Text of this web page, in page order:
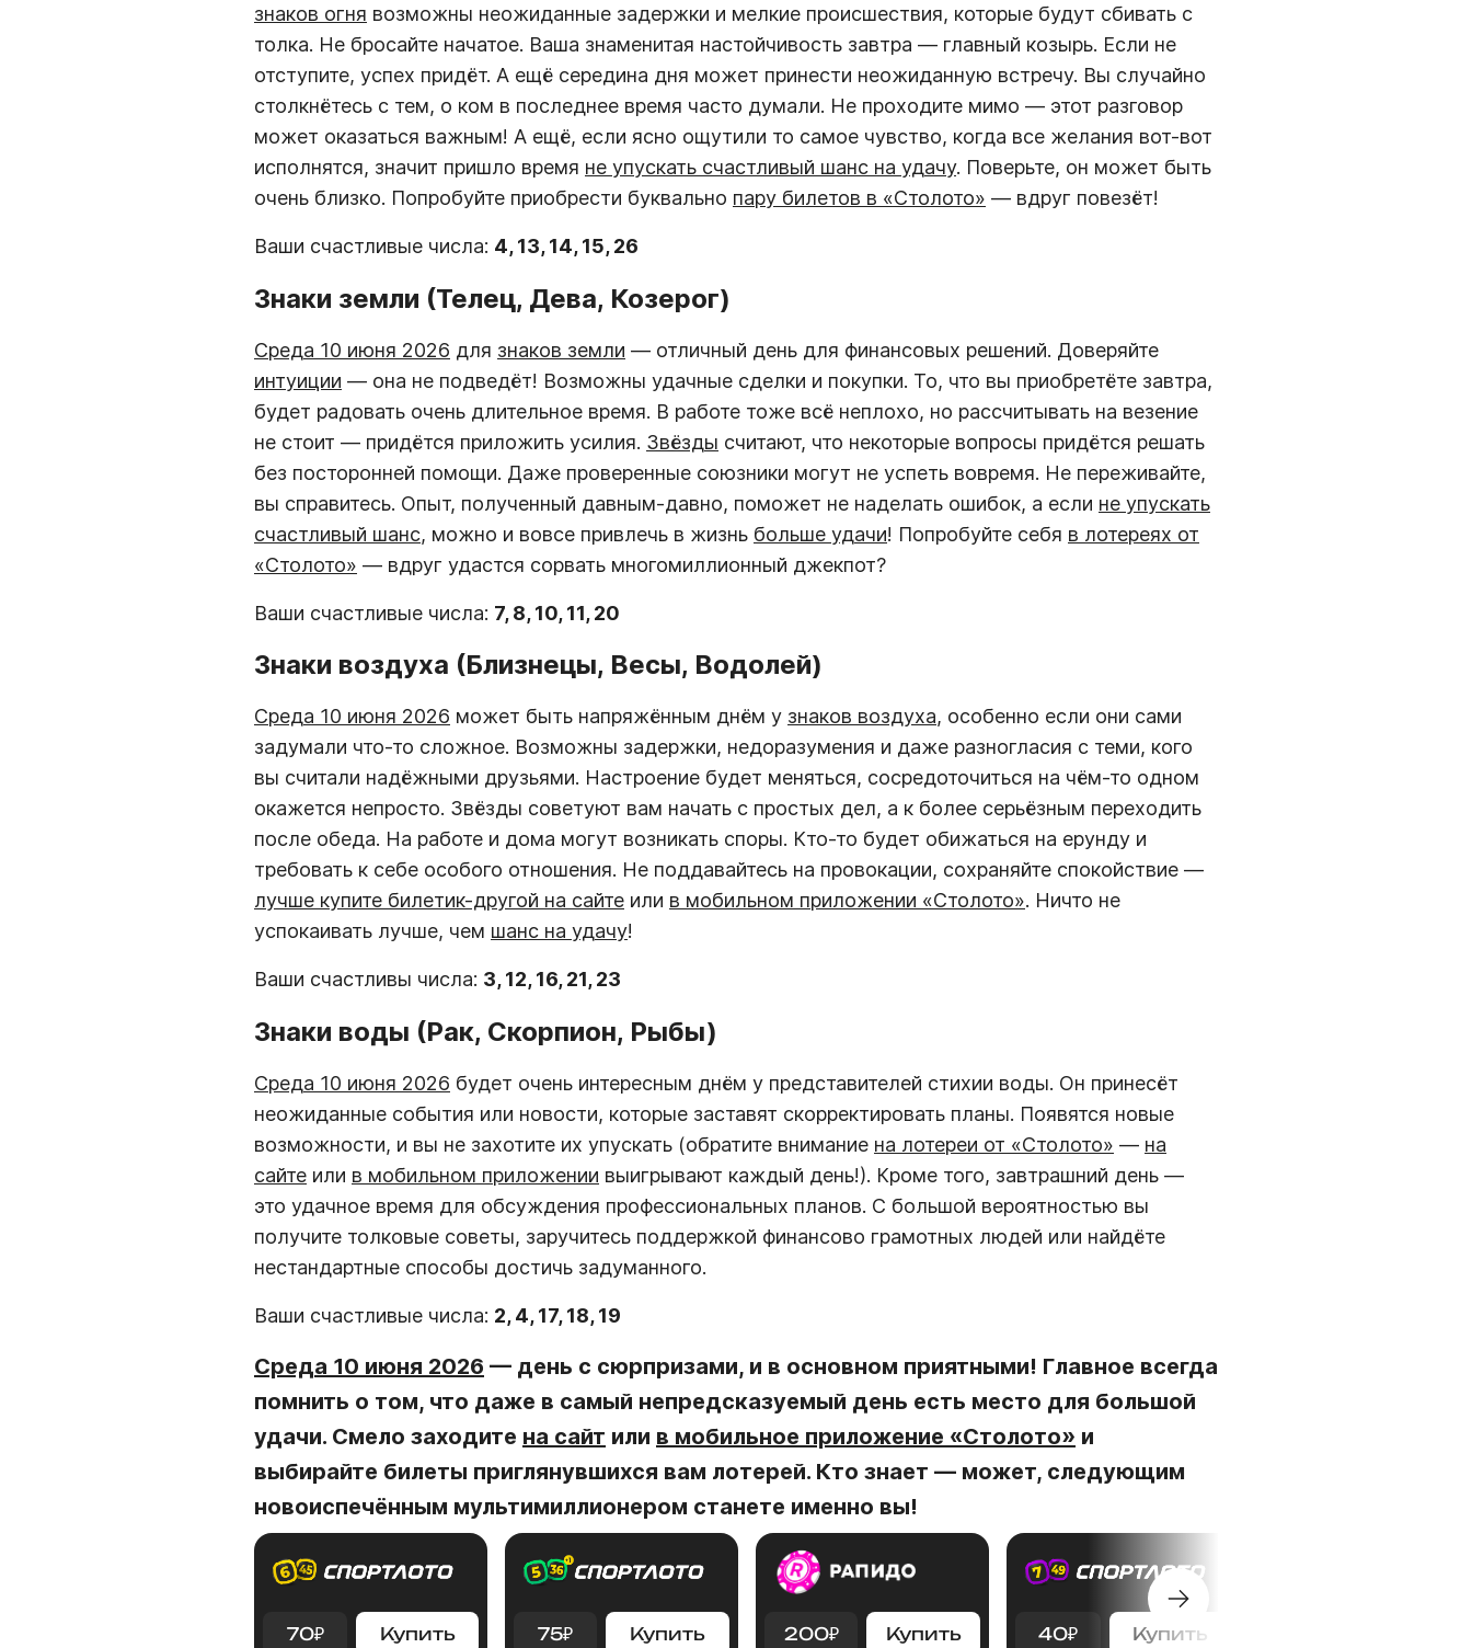
знаков огня возможны неожиданные задержки и мелкие происшествия, которые будут сбивать с
толка. Не бросайте начатое. Ваша знаменитая настойчивость завтра — главный козырь. Если не
отступите, успех придёт. А ещё середина дня может принести неожиданную встречу. Вы случайно
столкнётесь с тем, о ком в последнее время часто думали. Не проходите мимо — этот разговор
может оказаться важным! А ещё, если ясно ощутили то самое чувство, когда все желания вот-вот
исполнятся, значит пришло время не упускать счастливый шанс на удачу. Поверьте, он может быть
очень близко. Попробуйте приобрести буквально пару билетов в «Столото» — вдруг повезёт!
Ваши счастливые числа: 4, 13, 14, 15, 26
Знаки земли (Телец, Дева, Козерог)
Среда 10 июня 2026 для знаков земли — отличный день для финансовых решений. Доверяйте
интуиции — она не подведёт! Возможны удачные сделки и покупки. То, что вы приобретёте завтра,
будет радовать очень длительное время. В работе тоже всё неплохо, но рассчитывать на везение
не стоит — придётся приложить усилия. Звёзды считают, что некоторые вопросы придётся решать
без посторонней помощи. Даже проверенные союзники могут не успеть вовремя. Не переживайте,
вы справитесь. Опыт, полученный давным-давно, поможет не наделать ошибок, а если не упускать
счастливый шанс, можно и вовсе привлечь в жизнь больше удачи! Попробуйте себя в лотереях от
«Столото» — вдруг удастся сорвать многомиллионный джекпот?
Ваши счастливые числа: 7, 8, 10, 11, 20
Знаки воздуха (Близнецы, Весы, Водолей)
Среда 10 июня 2026 может быть напряжённым днём у знаков воздуха, особенно если они сами
задумали что-то сложное. Возможны задержки, недоразумения и даже разногласия с теми, кого
вы считали надёжными друзьями. Настроение будет меняться, сосредоточиться на чём-то одном
окажется непросто. Звёзды советуют вам начать с простых дел, а к более серьёзным переходить
после обеда. На работе и дома могут возникать споры. Кто-то будет обижаться на ерунду и
требовать к себе особого отношения. Не поддавайтесь на провокации, сохраняйте спокойствие —
лучше купите билетик-другой на сайте или в мобильном приложении «Столото». Ничто не
успокаивать лучше, чем шанс на удачу!
Ваши счастливы числа: 3, 12, 16, 21, 23
Знаки воды (Рак, Скорпион, Рыбы)
Среда 10 июня 2026 будет очень интересным днём у представителей стихии воды. Он принесёт
неожиданные события или новости, которые заставят скорректировать планы. Появятся новые
возможности, и вы не захотите их упускать (обратите внимание на лотереи от «Столото» — на
сайте или в мобильном приложении выигрывают каждый день!). Кроме того, завтрашний день —
это удачное время для обсуждения профессиональных планов. С большой вероятностью вы
получите толковые советы, заручитесь поддержкой финансово грамотных людей или найдёте
нестандартные способы достичь задуманного.
Ваши счастливые числа: 2, 4, 17, 18, 19
Среда 10 июня 2026 — день с сюрпризами, и в основном приятными! Главное всегда
помнить о том, что даже в самый непредсказуемый день есть место для большой
удачи. Смело заходите на сайт или в мобильное приложение «Столото» и
выбирайте билеты приглянувшихся вам лотерей. Кто знает — может, следующим
новоиспечённым мультимиллионером станете именно вы!
70₽ Купить 75₽ Купить 200₽ Купить 40₽ Купить